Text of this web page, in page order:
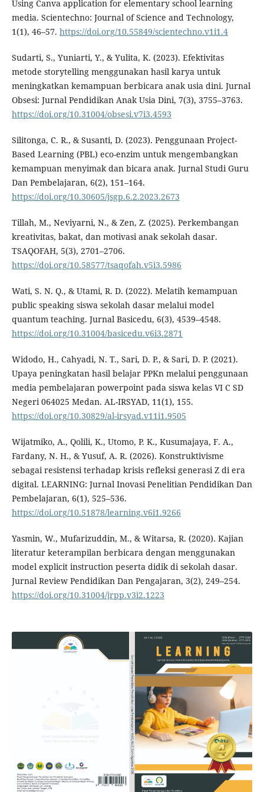
Using Canva application for elementary school learning
media. Scientechno: Journal of Science and Technology,
1(1), 46–57. https://doi.org/10.55849/scientechno.v1i1.4
Sudarti, S., Yuniarti, Y., & Yulita, K. (2023). Efektivitas
metode storytelling menggunakan hasil karya untuk
meningkatkan kemampuan berbicara anak usia dini. Jurnal
Obsesi: Jurnal Pendidikan Anak Usia Dini, 7(3), 3755–3763.
https://doi.org/10.31004/obsesi.v7i3.4593
Silitonga, C. R., & Susanti, D. (2023). Penggunaan Project-
Based Learning (PBL) eco-enzim untuk mengembangkan
kemampuan menyimak dan bicara anak. Jurnal Studi Guru
Dan Pembelajaran, 6(2), 151–164.
https://doi.org/10.30605/jsgp.6.2.2023.2673
Tillah, M., Neviyarni, N., & Zen, Z. (2025). Perkembangan
kreativitas, bakat, dan motivasi anak sekolah dasar.
TSAQOFAH, 5(3), 2701–2706.
https://doi.org/10.58577/tsaqofah.v5i3.5986
Wati, S. N. Q., & Utami, R. D. (2022). Melatih kemampuan
public speaking siswa sekolah dasar melalui model
quantum teaching. Jurnal Basicedu, 6(3), 4539–4548.
https://doi.org/10.31004/basicedu.v6i3.2871
Widodo, H., Cahyadi, N. T., Sari, D. P., & Sari, D. P. (2021).
Upaya peningkatan hasil belajar PPKn melalui penggunaan
media pembelajaran powerpoint pada siswa kelas VI C SD
Negeri 064025 Medan. AL-IRSYAD, 11(1), 155.
https://doi.org/10.30829/al-irsyad.v11i1.9505
Wijatmiko, A., Qolili, K., Utomo, P. K., Kusumajaya, F. A.,
Fardany, N. H., & Yusuf, A. R. (2026). Konstruktivisme
sebagai resistensi terhadap krisis refleksi generasi Z di era
digital. LEARNING: Jurnal Inovasi Penelitian Pendidikan Dan
Pembelajaran, 6(1), 525–536.
https://doi.org/10.51878/learning.v6i1.9266
Yasmin, W., Mufarizuddin, M., & Witarsa, R. (2020). Kajian
literatur keterampilan berbicara dengan menggunakan
model explicit instruction peserta didik di sekolah dasar.
Jurnal Review Pendidikan Dan Pengajaran, 3(2), 249–254.
https://doi.org/10.31004/jrpp.v3i2.1223